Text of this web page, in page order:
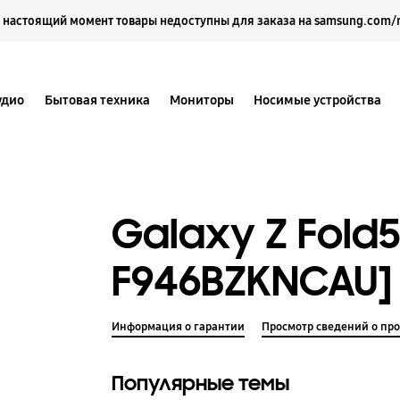
настоящий момент товары недоступны для заказа на samsung.com/
Бытовая техника Мониторы Носимые устройства
Galaxy Z
F946BZKNCAU]
Информация о гарантии Просмотр сведений о
Популярные темы